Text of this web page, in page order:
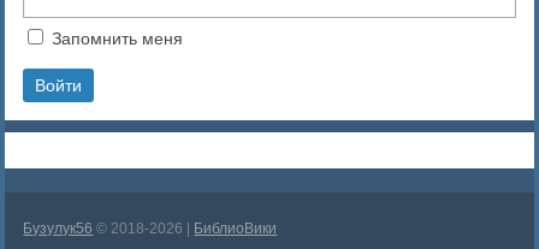
Запомнить меня
Бузулук56 © 2018-2026 | БиблиоВики